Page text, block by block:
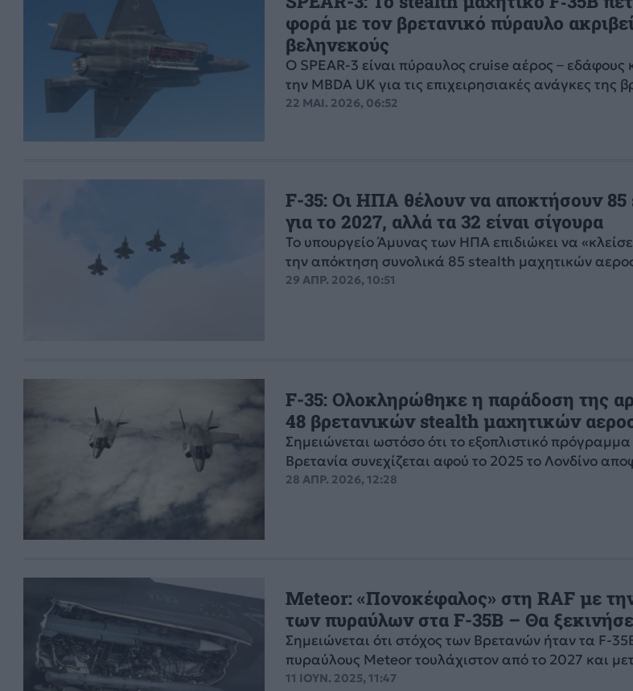
φορά με τον βρετανικό πύραυλο
βεληνεκούς
Ο SPEAR-3 είναι πύραυλος cruise αέρος – εδάφους
την MBDA UK για τις επιχειρησιακές ανάγκες της
22 ΜΑΙ. 2026, 06:52
F-35: Οι ΗΠΑ θέλουν να αποκτήσουν
για το 2027, αλλά τα 32 είναι σίγουρα
Το υπουργείο Άμυνας των ΗΠΑ επιδιώκει να
την απόκτηση συνολικά 85 stealth μαχητικών
29 ΑΠΡ. 2026, 10:51
F-35: Ολοκληρώθηκε η παράδοση της
48 βρετανικών stealth μαχητικών
Σημειώνεται ωστόσο ότι το εξοπλιστικό
Βρετανία συνεχίζεται αφού το 2025 το Λονδίνο
28 ΑΠΡ. 2026, 12:28
Meteor: «Πονοκέφαλος» στη RAF με
των πυραύλων στα F-35B – Θα
Σημειώνεται ότι στόχος των Βρετανών ήταν τα F-
πυραύλους Meteor τουλάχιστον από το 2027 και
11 ΙΟΥΝ. 2025, 11:47